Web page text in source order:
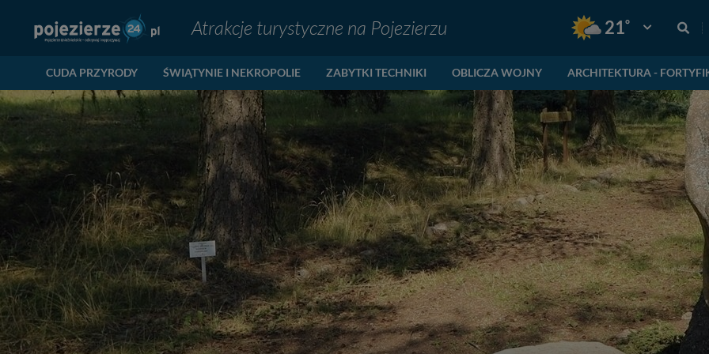
Atrakcje turystyczne na Pojezierzu 21° Pogoda:
CUDA PRZYRODY ŚWIĄTYNIE I NEKROPOLIE ZABYTKI TECHNIKI OBLICZA WOJNY ARCHITEKTURA -